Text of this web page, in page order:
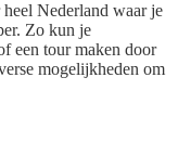
Nederland waar je
Zo kun je
een tour maken door
mogelijkheden om